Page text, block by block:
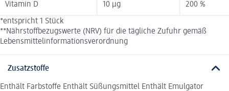
Vitamin D 10 µg 200 %
*entspricht 1 Stück
**Nährstoffbezugswerte (NRV) für die tägliche Zufuhr gemäß
Lebensmittelinformationsverordnung
Zusatzstoffe
Enthält Farbstoffe Enthält Süßungsmittel Enthält Emulgator